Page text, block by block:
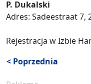
P. Dukalski
Adres: Sadeestraat 7,
Rejestracja w Izbie
< Poprzednia